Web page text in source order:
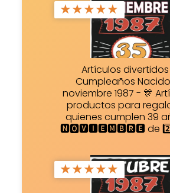
★★★★★
Artículos
Cumpleaños
noviembre 1987 - 🎊
productos para
quienes cumplen 39
🅽🅾🆅🅸🅴🅼🅱🆁🅴 de
★★★★★